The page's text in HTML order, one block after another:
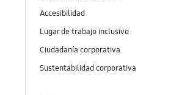
Accesibilidad
Lugar de trabajo inclusivo
Ciudadanía corporativa
Sustentabilidad corporativa